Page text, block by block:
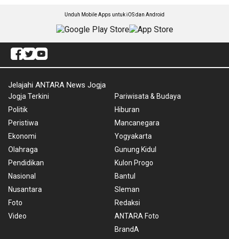
Unduh Mobile Apps untuk iOS dan Android
Jelajahi ANTARA News Jogja
Jogja Terkini
Politik
Peristiwa
Ekonomi
Olahraga
Pendidikan
Nasional
Nusantara
Foto
Video
Pariwisata & Budaya
Hiburan
Mancanegara
Yogyakarta
Gunung Kidul
Kulon Progo
Bantul
Sleman
Redaksi
ANTARA Foto
BrandA